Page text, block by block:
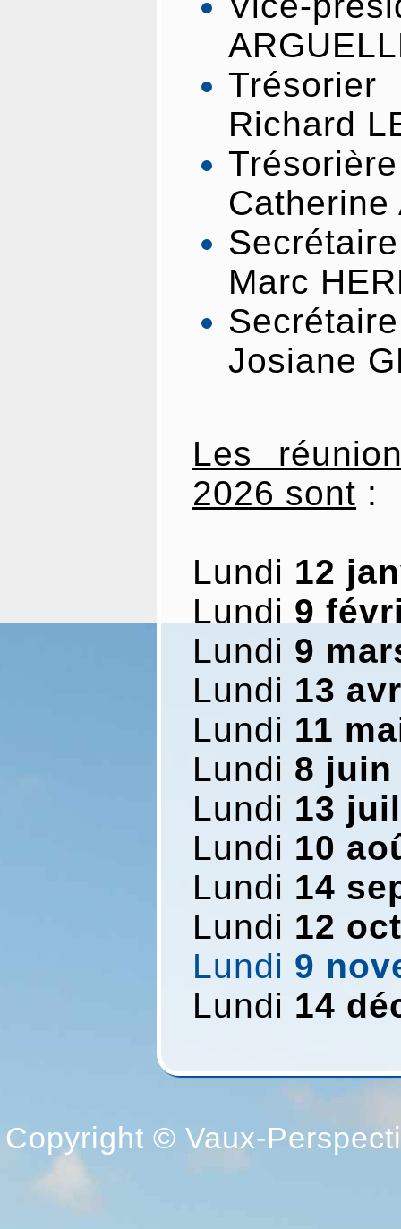
Richard
Catherine
Marc
Josiane
Les
2026 sont :
Lundi 12
Lundi 9
Lundi 9
Lundi 13
Lundi 11
Lundi 8 juin
Lundi 13
Lundi 10
Lundi 14
Lundi 12
Lundi 9
Lundi 14
Copyright © Vaux-